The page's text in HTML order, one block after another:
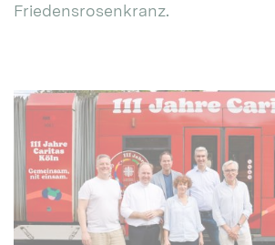
Friedensrosenkranz.